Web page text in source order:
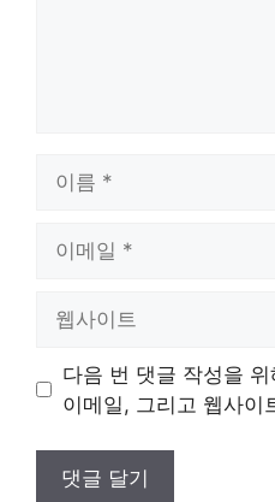
트
다음 번 댓글 작성을
이메일, 그리고 웹사이